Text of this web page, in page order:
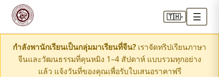
🇹🇭▾ ☰
กำลังพานักเรียนเป็นกลุ่มมาเรียนที่จีน? เราจัดทริปเรียนภาษา
จีนและวัฒนธรรมที่คุนหมิง 1–4 สัปดาห์ แบบรวมทุกอย่าง
แล้ว แจ้งวันที่ของคุณเพื่อรับใบเสนอราคาฟรี